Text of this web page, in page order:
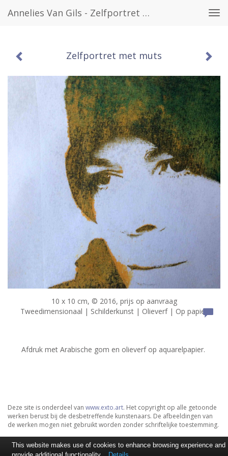
Annelies Van Gils - Zelfportret Met Muts
Zelfportret met muts
10 x 10 cm, © 2016, prijs op aanvraag
Tweedimensionaal | Schilderkunst | Olieverf | Op papier
Afdruk met Arabische gom en olieverf op aquarelpapier.
Deze site is onderdeel van www.exto.art. Het copyright op alle getoonde
werken berust bij de desbetreffende kunstenaars. De afbeeldingen van
de werken mogen niet gebruikt worden zonder schriftelijke toestemming.
This website makes use of cookies to enhance browsing experience and